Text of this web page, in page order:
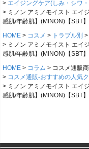
エイジングケア(しみ・シワ
ミノン アミノモイスト エイ
感肌/年齢肌】(MINON)【SBT】
HOME
コスメ トラブル別
ミノン アミノモイスト エイ
感肌/年齢肌】(MINON)【SBT】
HOME
コラム
コスメ通販
コスメ通販-おすすめの人気
ミノン アミノモイスト エイ
感肌/年齢肌】(MINON)【SBT】